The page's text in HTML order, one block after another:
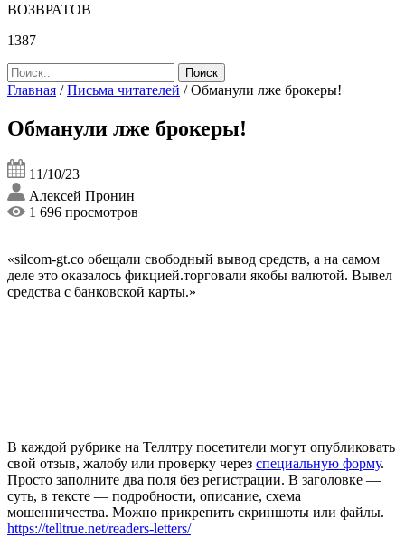
ВОЗВРАТОВ
1387
Главная /Письма читателей /Обманули лже брокеры!
Обманули лже брокеры!
11/10/23
Алексей Пронин
1 696 просмотров
«silcom-gt.co обещали свободный вывод средств, а на самом
деле это оказалось фикцией.торговали якобы валютой. Вывел
средства с банковской карты.»
В каждой рубрике на Теллтру посетители могут опубликовать
свой отзыв, жалобу или проверку через специальную форму.
Просто заполните два поля без регистрации. В заголовке —
суть, в тексте — подробности, описание, схема
мошенничества. Можно прикрепить скриншоты или файлы.
https://telltrue.net/readers-letters/